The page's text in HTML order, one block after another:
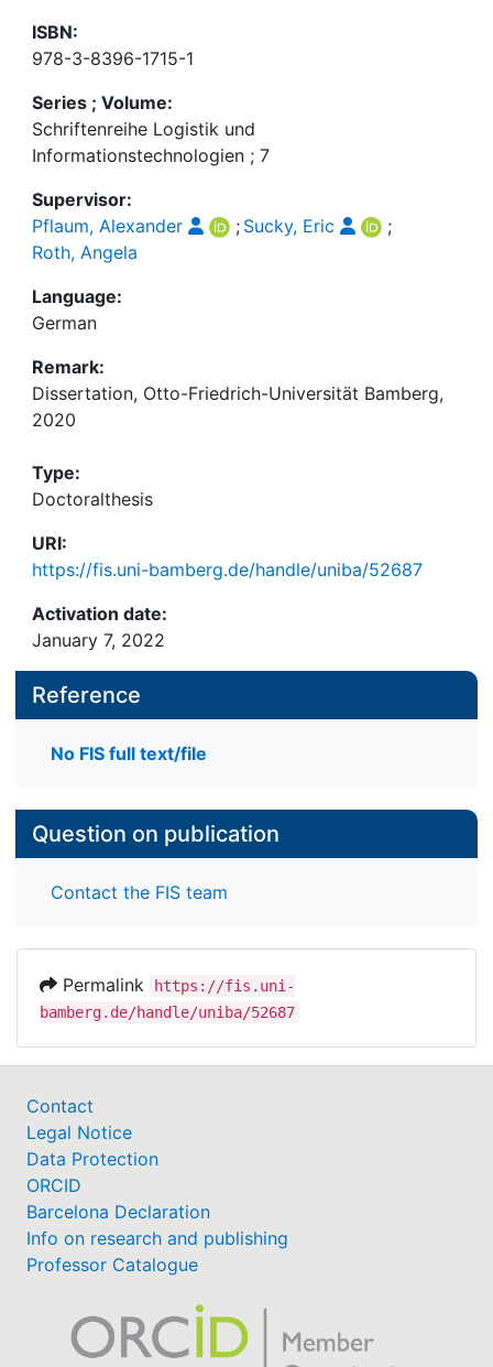
ISBN:
978-3-8396-1715-1
Series ; Volume:
Schriftenreihe Logistik und
Informationstechnologien ; 7
Supervisor:
Pflaum, Alexander
; Sucky, Eric
;
Roth, Angela
Language:
German
Remark:
Dissertation, Otto-Friedrich-Universität Bamberg,
2020
Type:
Doctoralthesis
URI:
https://fis.uni-bamberg.de/handle/uniba/52687
Activation date:
January 7, 2022
Reference
No FIS full text/file
Question on publication
Contact the FIS team
Permalink
https://fis.uni-
bamberg.de/handle/uniba/52687
Contact
Legal Notice
Data Protection
ORCID
Barcelona Declaration
Info on research and publishing
Professor Catalogue